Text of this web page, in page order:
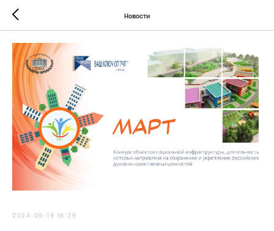
Новости
2024-09-19 16:39